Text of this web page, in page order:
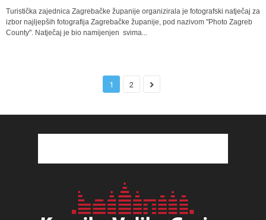
Turistička zajednica Zagrebačke županije organizirala je fotografski natječaj za
izbor najljepših fotografija Zagrebačke županije, pod nazivom "Photo Zagreb
County". Natječaj je bio namijenjen svima...
1 2